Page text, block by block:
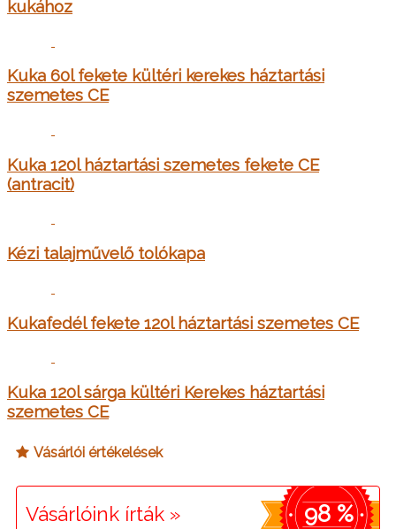
kukához
Kuka 60l fekete kültéri kerekes háztartási
szemetes CE
Kuka 120l háztartási szemetes fekete CE
(antracit)
Kézi talajművelő tolókapa
Kukafedél fekete 120l háztartási szemetes CE
Kuka 120l sárga kültéri Kerekes háztartási
szemetes CE
Vásárlói értékelések
Vásárlóink írták » 98 %